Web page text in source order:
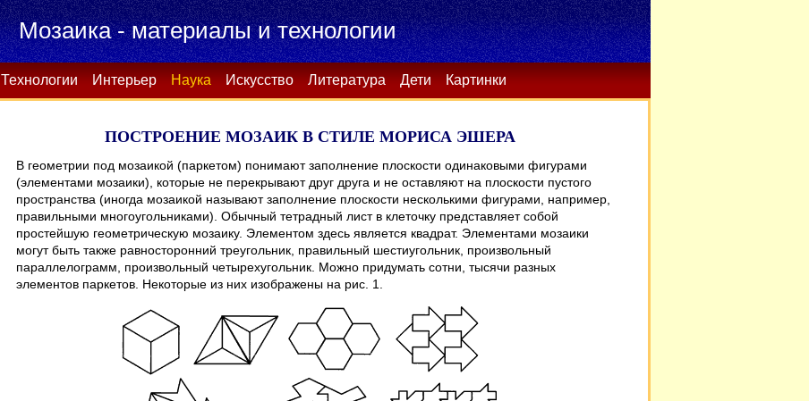
Мозаика - материалы и технологии
Технологии Интерьер Наука Искусство Литература Дети Картинки
ПОСТРОЕНИЕ МОЗАИК В СТИЛЕ МОРИСА ЭШЕРА
В геометрии под мозаикой (паркетом) понимают заполнение плоскости одинаковыми фигурами
(элементами мозаики), которые не перекрывают друг друга и не оставляют на плоскости пустого
пространства (иногда мозаикой называют заполнение плоскости несколькими фигурами, например,
правильными многоугольниками). Обычный тетрадный лист в клеточку представляет собой
простейшую геометрическую мозаику. Элементом здесь является квадрат. Элементами мозаики
могут быть также равносторонний треугольник, правильный шестиугольник, произвольный
параллелограмм, произвольный четырехугольник. Можно придумать сотни, тысячи разных
элементов паркетов. Некоторые из них изображены на рис. 1.